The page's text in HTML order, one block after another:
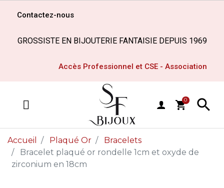
Contactez-nous
GROSSISTE EN BIJOUTERIE FANTAISIE DEPUIS 1969
Accès Professionnel et CSE - Association
shopping_cart
0 
Accueil Plaqué Or
Bracelets
Bracelet plaqué or rondelle 1cm et oxyde de
zirconium en 18cm